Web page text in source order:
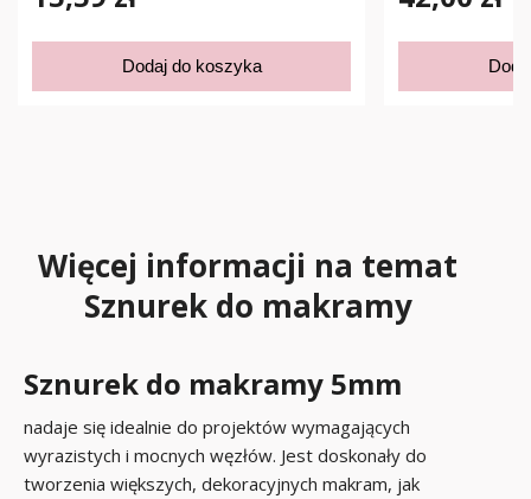
Dodaj do koszyka
Więcej informacji na temat
Sznurek do makramy
Sznurek do makramy 5mm
nadaje się idealnie do projektów wymagających
wyrazistych i mocnych węzłów. Jest doskonały do
tworzenia większych, dekoracyjnych makram, jak